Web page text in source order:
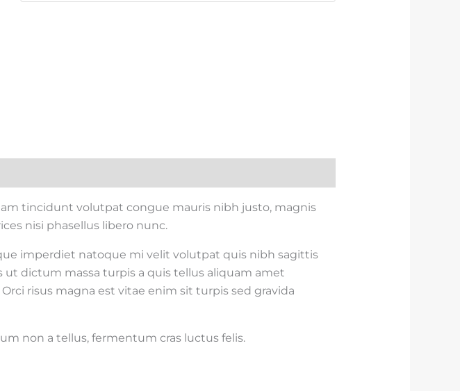
tincidunt volutpat congue mauris nibh justo, magnis
nisi phasellus libero nunc.
imperdiet natoque mi velit volutpat quis nibh sagittis
ut dictum massa turpis a quis tellus aliquam amet
risus magna est vitae enim sit turpis sed gravida
non a tellus, fermentum cras luctus felis.